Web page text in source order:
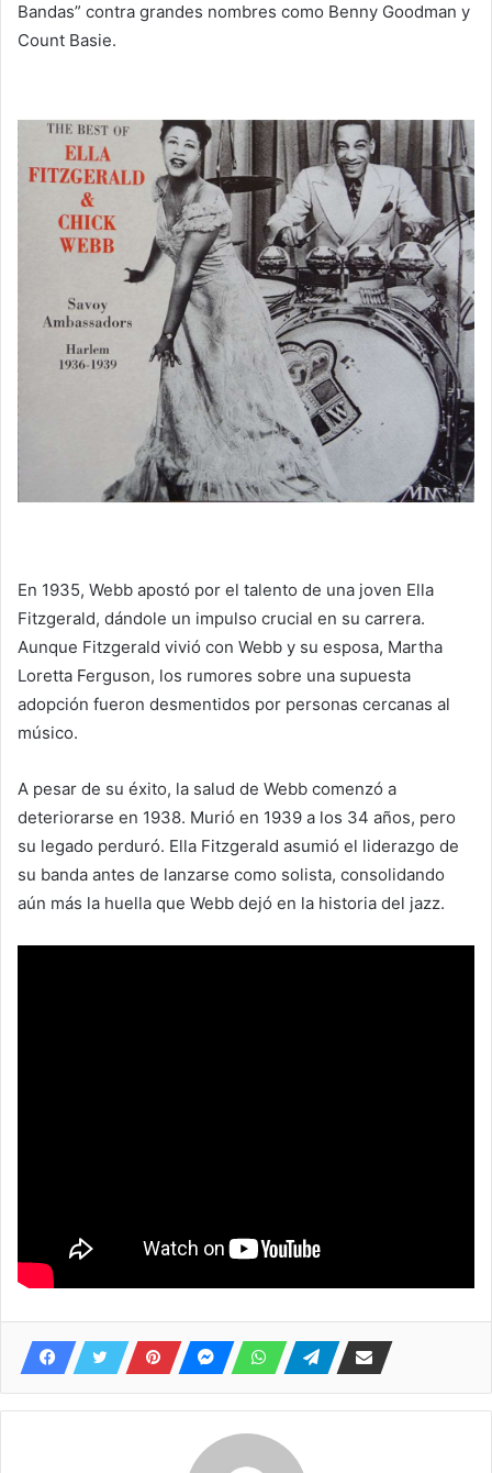
Bandas” contra grandes nombres como Benny Goodman y
Count Basie.
En 1935, Webb apostó por el talento de una joven Ella
Fitzgerald, dándole un impulso crucial en su carrera.
Aunque Fitzgerald vivió con Webb y su esposa, Martha
Loretta Ferguson, los rumores sobre una supuesta
adopción fueron desmentidos por personas cercanas al
músico.
A pesar de su éxito, la salud de Webb comenzó a
deteriorarse en 1938. Murió en 1939 a los 34 años, pero
su legado perduró. Ella Fitzgerald asumió el liderazgo de
su banda antes de lanzarse como solista, consolidando
aún más la huella que Webb dejó en la historia del jazz.